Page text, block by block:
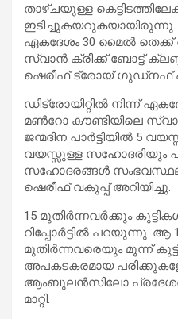
താഴ്ചയുള്ള
ഇടിച്ചുകയറുകയായിരുന്നു.
ഏകദേശം 30 മൈൽ തെക്ക്
സ്വാൻ ക്രീക്ക് ബോട്ട്
ഷെരീഫ് ട്രോയ് ഗുഡ്‌നഫ്
ഡിട്രോയിറ്റിൽ നിന്ന്
മൺറോ കൗണ്ടിയിലെ
ജന്മദിന പാർട്ടിയിൽ 5
വയസ്സുള്ള സഹോദരിയും
സഹോദരങ്ങൾ
ഷെരീഫ് വകുപ്പ് അറിയിച്ചു.
15 മുതിർന്നവർക്കും
റിപ്പോർട്ടിൽ പറയുന്നു. ആ
മുതിർന്നവരെയും മൂന്ന്
അപകടകരമായ
ആംബുലൻസിലോ
മാറ്റി.